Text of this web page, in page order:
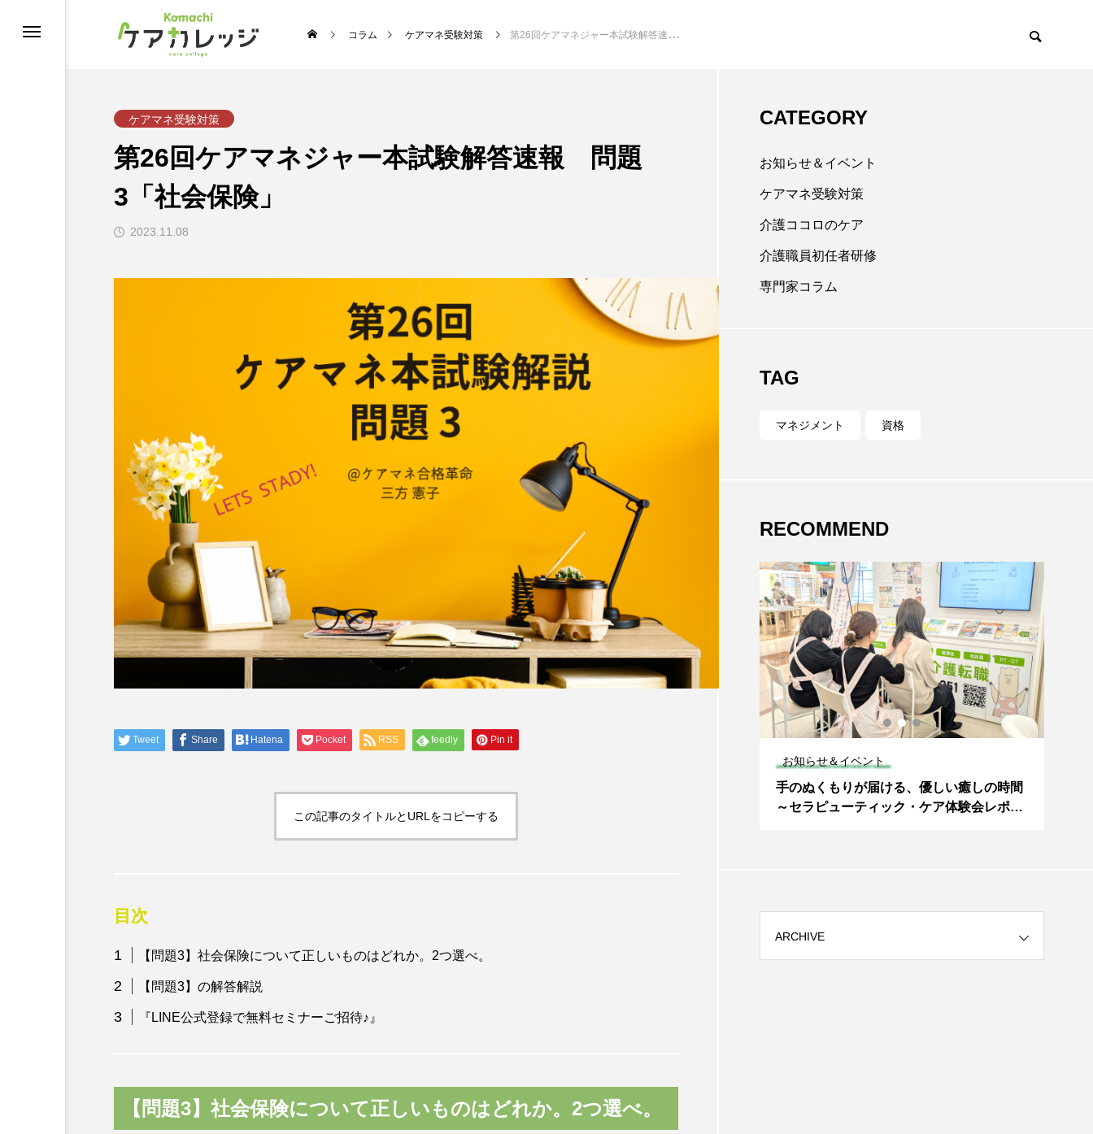
コラム ケアマネ受験対策 第26回ケアマネジャー本試験解答速報 問題3「社会保険」
ケアマネ受験対策
第26回ケアマネジャー本試験解答速報 問題
3「社会保険」
2023.11.08
Tweet Share Hatena Pocket RSS feedly Pin it
この記事のタイトルとURLをコピーする
目次
【問題3】社会保険について正しいものはどれか。2つ選べ。
【問題3】の解答解説
『LINE公式登録で無料セミナーご招待♪』
【問題3】 社会保険について正しいものはどれか。2つ選べ。
CATEGORY
お知らせ＆イベント
ケアマネ受験対策
介護ココロのケア
介護職員初任者研修
専門家コラム
TAG
マネジメント 資格
RECOMMEND
お知らせ＆イベント
手のぬくもりが届ける、優しい癒しの時間
～セラピューティック・ケア体験会レポー
ARCHIVE